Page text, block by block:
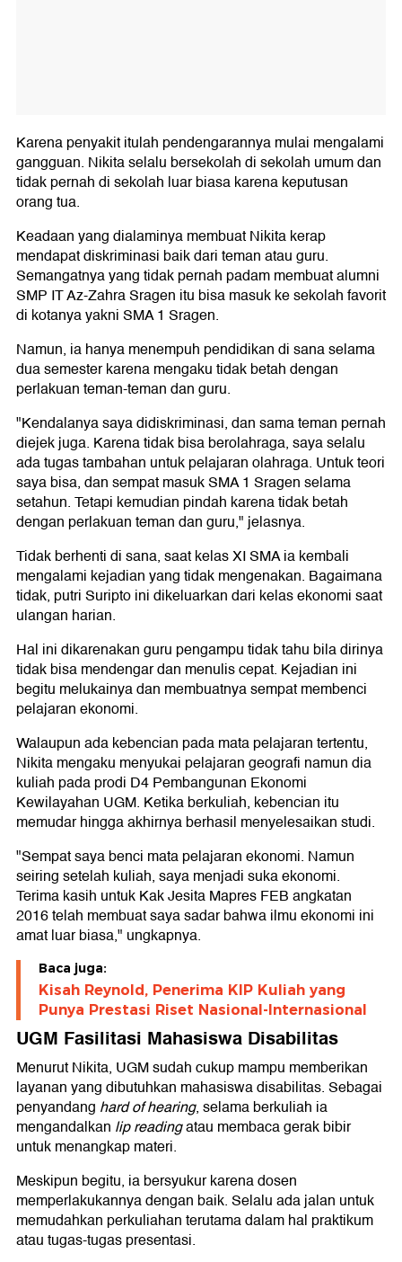
Karena penyakit itulah pendengarannya mulai mengalami
gangguan. Nikita selalu bersekolah di sekolah umum dan
tidak pernah di sekolah luar biasa karena keputusan
orang tua.
Keadaan yang dialaminya membuat Nikita kerap
mendapat diskriminasi baik dari teman atau guru.
Semangatnya yang tidak pernah padam membuat alumni
SMP IT Az-Zahra Sragen itu bisa masuk ke sekolah favorit
di kotanya yakni SMA 1 Sragen.
Namun, ia hanya menempuh pendidikan di sana selama
dua semester karena mengaku tidak betah dengan
perlakuan teman-teman dan guru.
"Kendalanya saya didiskriminasi, dan sama teman pernah
diejek juga. Karena tidak bisa berolahraga, saya selalu
ada tugas tambahan untuk pelajaran olahraga. Untuk teori
saya bisa, dan sempat masuk SMA 1 Sragen selama
setahun. Tetapi kemudian pindah karena tidak betah
dengan perlakuan teman dan guru," jelasnya.
Tidak berhenti di sana, saat kelas XI SMA ia kembali
mengalami kejadian yang tidak mengenakan. Bagaimana
tidak, putri Suripto ini dikeluarkan dari kelas ekonomi saat
ulangan harian.
Hal ini dikarenakan guru pengampu tidak tahu bila dirinya
tidak bisa mendengar dan menulis cepat. Kejadian ini
begitu melukainya dan membuatnya sempat membenci
pelajaran ekonomi.
Walaupun ada kebencian pada mata pelajaran tertentu,
Nikita mengaku menyukai pelajaran geografi namun dia
kuliah pada prodi D4 Pembangunan Ekonomi
Kewilayahan UGM. Ketika berkuliah, kebencian itu
memudar hingga akhirnya berhasil menyelesaikan studi.
"Sempat saya benci mata pelajaran ekonomi. Namun
seiring setelah kuliah, saya menjadi suka ekonomi.
Terima kasih untuk Kak Jesita Mapres FEB angkatan
2016 telah membuat saya sadar bahwa ilmu ekonomi ini
amat luar biasa," ungkapnya.
Baca juga:
Kisah Reynold, Penerima KIP Kuliah yang
Punya Prestasi Riset Nasional-Internasional
UGM Fasilitasi Mahasiswa Disabilitas
Menurut Nikita, UGM sudah cukup mampu memberikan
layanan yang dibutuhkan mahasiswa disabilitas. Sebagai
penyandang hard of hearing, selama berkuliah ia
mengandalkan lip readingatau membaca gerak bibir
untuk menangkap materi.
Meskipun begitu, ia bersyukur karena dosen
memperlakukannya dengan baik. Selalu ada jalan untuk
memudahkan perkuliahan terutama dalam hal praktikum
atau tugas-tugas presentasi.